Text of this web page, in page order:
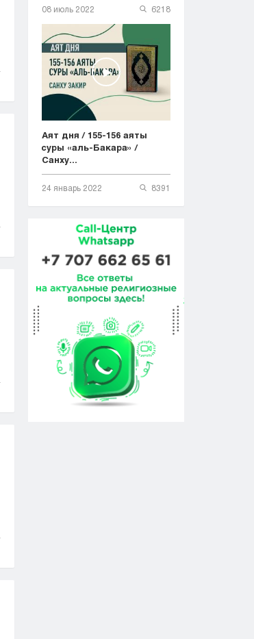
08 июль 2022 6218
Аят дня / 155-156 аяты
суры «аль-Бакара» /
Санху...
24 январь 2022 8391